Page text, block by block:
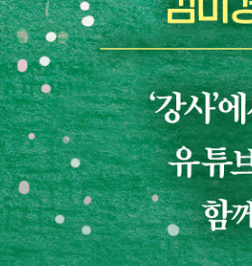
베스트 타이밍
건
택을 위한 3단계
단어는 무엇입니까
사람이야
로 만드는 법
김미경과 함께 책을 써주신 분들